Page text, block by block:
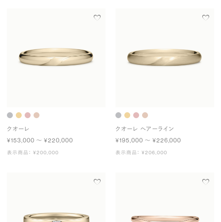
クオーレ
¥153,000 〜 ¥220,000
表示商品： ¥200,000
クオーレ ヘアーライン
¥195,000 〜 ¥226,000
表示商品： ¥206,000